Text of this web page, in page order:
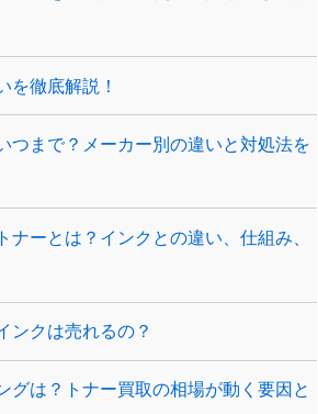
を徹底解説！
つまで？メーカー別の違いと対処法を
ナーとは？インクとの違い、仕組み、
ンクは売れるの？
グは？トナー買取の相場が動く要因と